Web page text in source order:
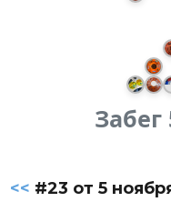
Забег
<< #23 от 5